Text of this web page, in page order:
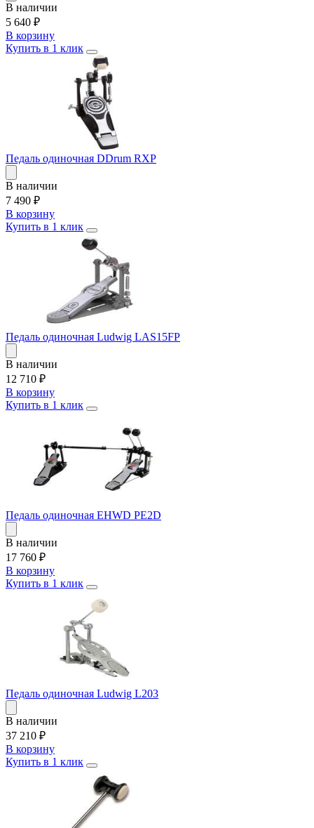
В наличии
5 640 ₽
В корзину
Купить в 1 клик
Педаль одиночная DDrum RXP
В наличии
7 490 ₽
В корзину
Купить в 1 клик
Педаль одиночная Ludwig LAS15FP
В наличии
12 710 ₽
В корзину
Купить в 1 клик
Педаль одиночная EHWD PE2D
В наличии
17 760 ₽
В корзину
Купить в 1 клик
Педаль одиночная Ludwig L203
В наличии
37 210 ₽
В корзину
Купить в 1 клик